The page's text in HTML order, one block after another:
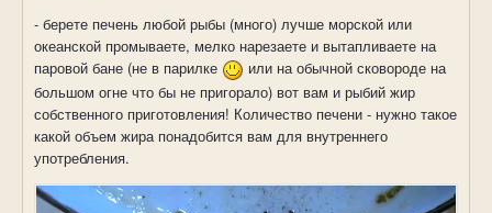
- берете печень любой рыбы (много) лучше морской или
океанской промываете, мелко нарезаете и вытапливаете на
паровой бане (не в парилке
или на обычной сковороде на
большом огне что бы не пригорало) вот вам и рыбий жир
собственного приготовления! Количество печени - нужно такое
какой объем жира понадобится вам для внутреннего
употребления.